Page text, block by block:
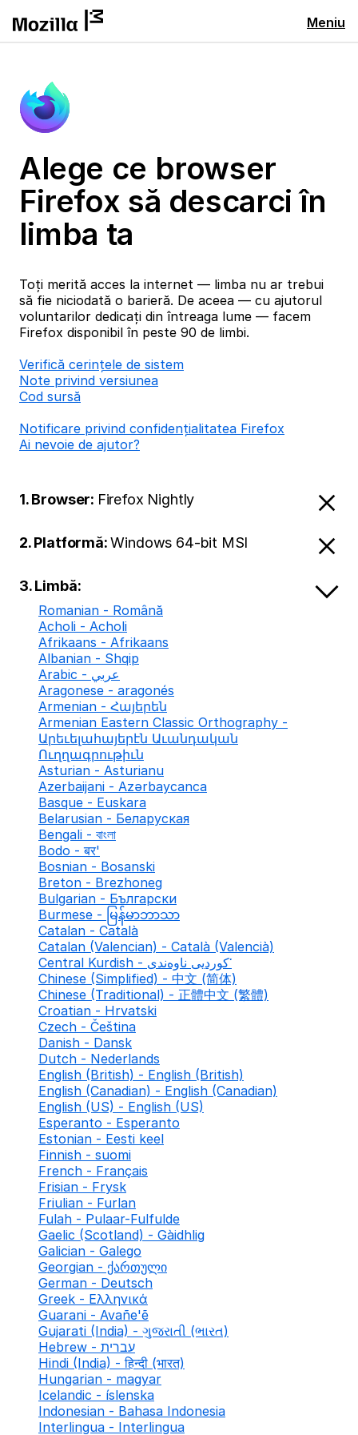
Meniu
Alege ce browser
Firefox să descarci în
limba ta
Toți merită acces la internet — limba nu ar trebui
să fie niciodată o barieră. De aceea — cu ajutorul
voluntarilor dedicați din întreaga lume — facem
Firefox disponibil în peste 90 de limbi.
Verifică cerințele de sistem
Note privind versiunea
Cod sursă
Notificare privind confidențialitatea Firefox
Ai nevoie de ajutor?
1. Browser: Firefox Nightly
2. Platformă:Windows 64-bit MSI
3. Limbă:
Romanian - Română
Acholi - Acholi
Afrikaans - Afrikaans
Albanian - Shqip
Arabic - عربي
Aragonese - aragonés
Armenian - Հայերեն
Armenian Eastern Classic Orthography -
Արեւելահայերէն Աւանդական
Ուղղագրութիւն
Asturian - Asturianu
Azerbaijani - Azərbaycanca
Basque - Euskara
Belarusian - Беларуская
Bengali - বাংলা
Bodo - बर'
Bosnian - Bosanski
Breton - Brezhoneg
Bulgarian - Български
Burmese - မြန်မာဘာသာ
Catalan - Català
Catalan (Valencian) - Català (Valencià)
Central Kurdish - کوردیی ناوەندی་
Chinese (Simplified) - 中文 (简体)
Chinese (Traditional) - 正體中文 (繁體)
Croatian - Hrvatski
Czech - Čeština
Danish - Dansk
Dutch - Nederlands
English (British) - English (British)
English (Canadian) - English (Canadian)
English (US) - English (US)
Esperanto - Esperanto
Estonian - Eesti keel
Finnish - suomi
French - Français
Frisian - Frysk
Friulian - Furlan
Fulah - Pulaar-Fulfulde
Gaelic (Scotland) - Gàidhlig
Galician - Galego
Georgian - ქართული
German - Deutsch
Greek - Ελληνικά
Guarani - Avañe'ẽ
Gujarati (India) - ગુજરાતી (ભારત)
Hebrew - עברית
Hindi (India) - हिन्दी (भारत)
Hungarian - magyar
Icelandic - íslenska
Indonesian - Bahasa Indonesia
Interlingua - Interlingua